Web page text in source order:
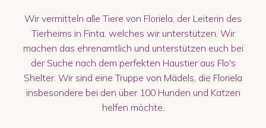
Wir vermitteln alle Tiere von Floriela, der Leiterin des
Tierheims in Finta, welches wir unterstützen. Wir
machen das ehrenamtlich und unterstützen euch bei
der Suche nach dem perfekten Haustier aus Flo's
Shelter. Wir sind eine Truppe von Mädels, die Floriela
insbesondere bei den über 100 Hunden und Katzen
helfen möchte.